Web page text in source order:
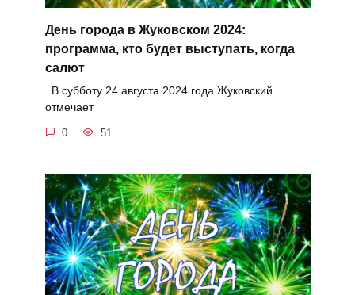
День города в Жуковском 2024:
программа, кто будет выступать, когда
салют
В субботу 24 августа 2024 года Жуковский
отмечает
0 51